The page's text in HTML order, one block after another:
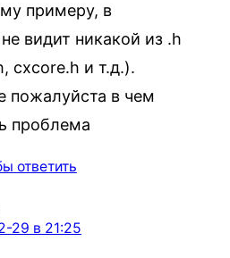
примеру, в
видит никакой из .h
cxcore.h и т.д.).
пожалуйста в чем
проблема
ответить
29 в 21:25